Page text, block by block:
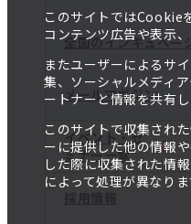
このサイトではCookie
コンテンツ広告や表示
またユーザーによるサ
集、ソーシャルメディ
ートナーと情報を共有し
このサイトで収集され
ーに提供した他の情報
した際に収集された情
によって処理が異なりま
全国のインキュベー
メールマガジン
イベント・セ
ミナー一覧